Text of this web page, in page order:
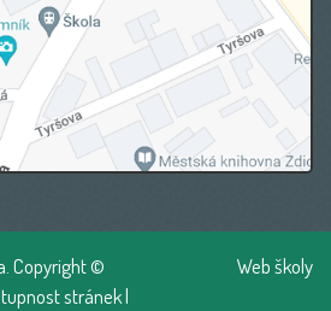
Copyright ©
stránek|
Web školy